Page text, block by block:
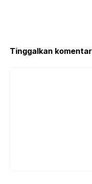
Tinggalkan komentar